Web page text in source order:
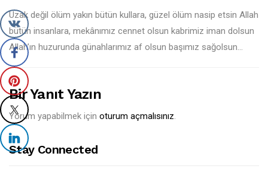
Uzak değil ölüm yakın bütün kullara, güzel ölüm nasip etsin Allah
bütün insanlara, mekânımız cennet olsun kabrimiz iman dolsun
Allah’ın huzurunda günahlarımız af olsun başımız sağolsun…
Bir Yanıt Yazın
Yorum yapabilmek için oturum açmalısınız.
Stay Connected